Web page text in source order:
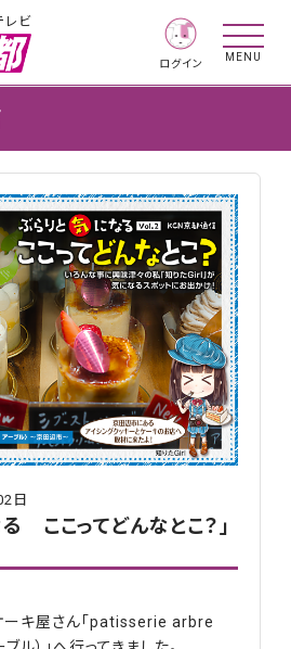
レビ
ログイン
MENU
日
ここってどんなとこ？」
ーキ屋さん「patisserie arbre